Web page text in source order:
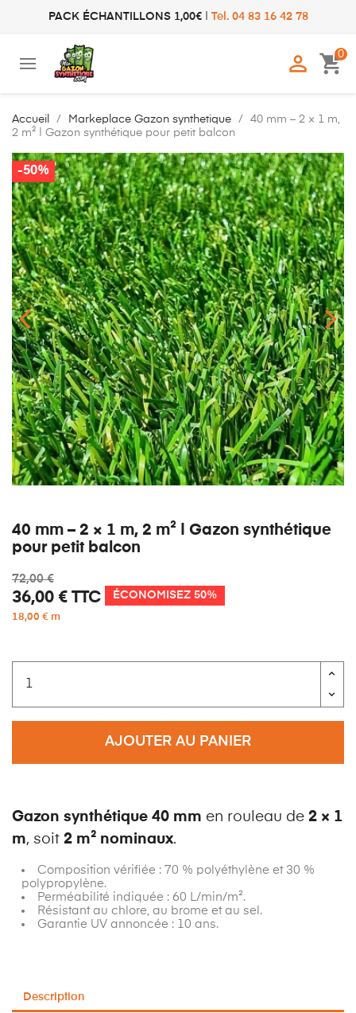
PACK ÉCHANTILLONS 1,00€| Tel. 04 83 16 42 78
 shopping_cart
0
Accueil Markeplace Gazon synthetique
40 mm – 2 × 1 m,
2 m² | Gazon synthétique pour petit balcon
-50%
-50%
40 mm – 2 × 1 m, 2 m² | Gazon synthétique
pour petit balcon
72,00 €
36,00 € TTC ÉCONOMISEZ 50%
18,00 € m
AJOUTER AU PANIER
Gazon synthétique 40 mm en rouleau de 2 × 1
m, soit 2 m² nominaux.
Composition vérifiée : 70 % polyéthylène et 30 %
polypropylène.
Perméabilité indiquée : 60 L/min/m².
Résistant au chlore, au brome et au sel.
Garantie UV annoncée : 10 ans.
Description